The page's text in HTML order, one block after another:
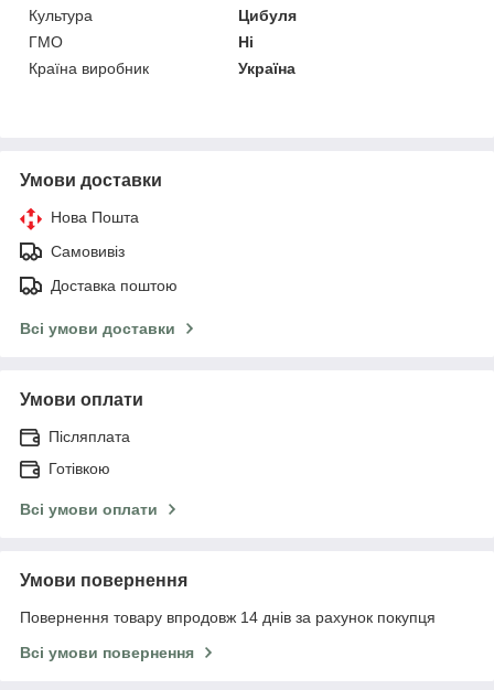
Культура
Цибуля
ГМО
Ні
Країна виробник
Україна
Умови доставки
Нова Пошта
Самовивіз
Доставка поштою
Всі умови доставки
Умови оплати
Післяплата
Готівкою
Всі умови оплати
Умови повернення
Повернення товару впродовж 14 днів за рахунок покупця
Всі умови повернення